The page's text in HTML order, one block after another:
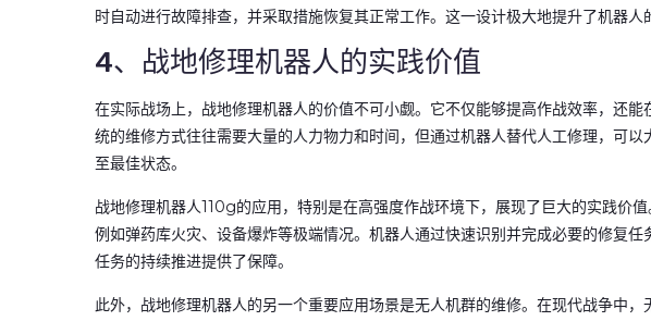
时自动进行故障排查，并采取措施恢复其正常工作。这一设计极大地提升了机器人
4、战地修理机器人的实践价值
在实际战场上，战地修理机器人的价值不可小觑。它不仅能够提高作战效率，还
统的维修方式往往需要大量的人力物力和时间，但通过机器人替代人工修理，可
至最佳状态。
战地修理机器人110g的应用，特别是在高强度作战环境下，展现了巨大的实践价值
例如弹药库火灾、设备爆炸等极端情况。机器人通过快速识别并完成必要的修复
任务的持续推进提供了保障。
此外，战地修理机器人的另一个重要应用场景是无人机群的维修。在现代战争中